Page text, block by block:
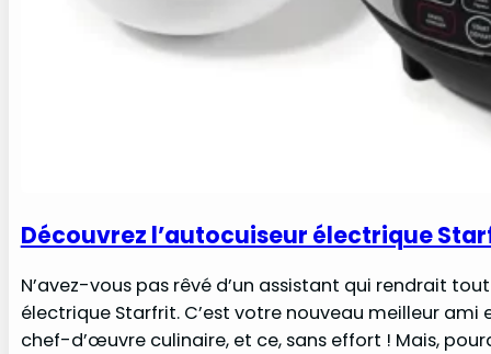
Découvrez l’autocuiseur électrique
N’avez-vous pas rêvé d’un assistant qui rendrait
électrique Starfrit. C’est votre nouveau meilleur
chef-d’œuvre culinaire, et ce, sans effort ! Mais,